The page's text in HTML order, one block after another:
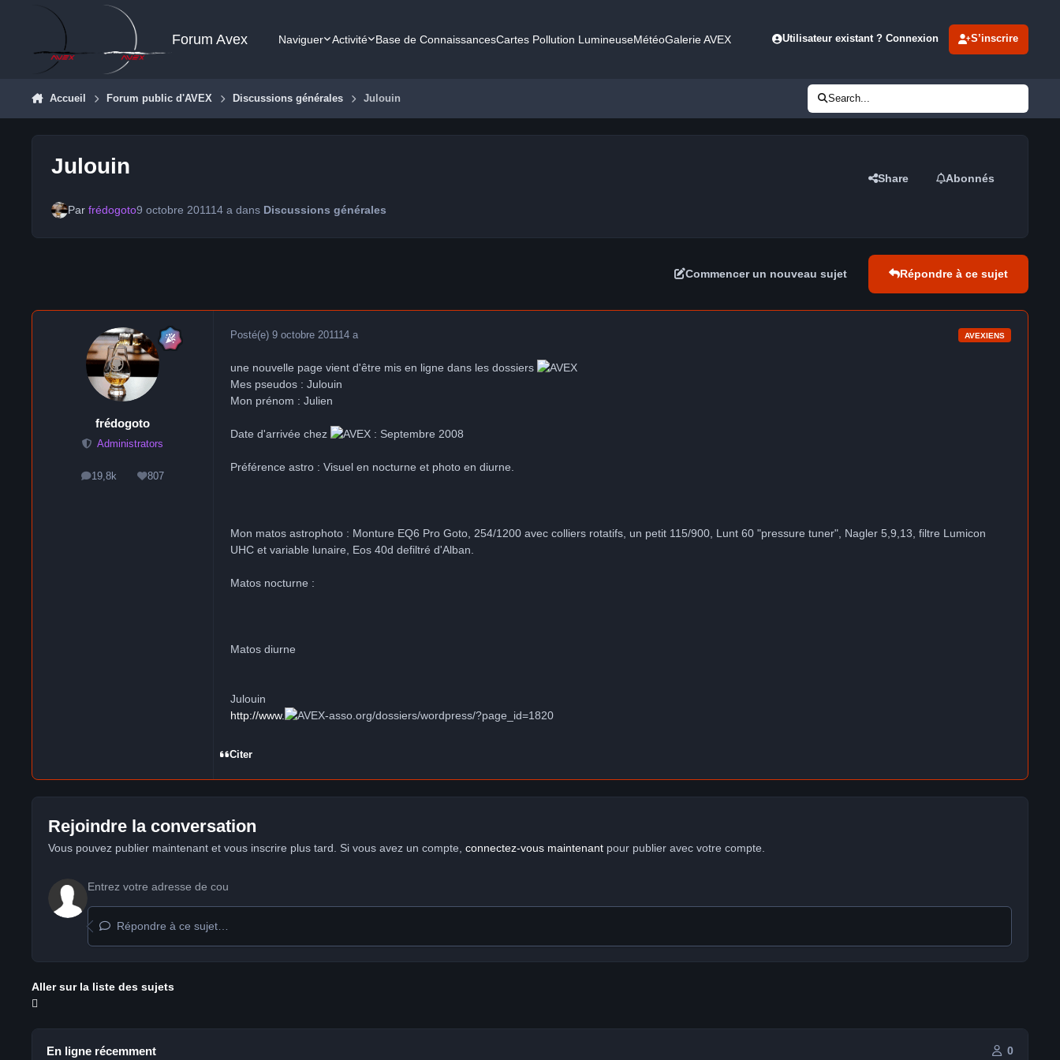
Aller au contenu
Forum Avex Naviguer Activité Base de ConnaissancesCartes Pollution LumineuseMétéoGalerie AVEX Utilisateur existant ? Connexion S’inscrire
Accueil Forum public d'AVEX Discussions générales Julouin Search...
Julouin Share Abonnés
Par frédogoto9 octobre 201114 adans Discussions générales
Commencer un nouveau sujet Répondre à ce sujet
frédogoto
Administrators
19,8k
messages807
Réputation
Posté(e) 9 octobre 201114 a AVEXIENS
une nouvelle page vient d'être mis en ligne dans les dossiers
Mes pseudos : Julouin
Mon prénom : Julien
Date d'arrivée chez : Septembre 2008
Préférence astro : Visuel en nocturne et photo en diurne.
Mon matos astrophoto : Monture EQ6 Pro Goto, 254/1200 avec colliers rotatifs, un petit 115/900, Lunt 60 "pressure tuner", Nagler 5,9,13, filtre Lumicon
UHC et variable lunaire, Eos 40d defiltré d'Alban.
Matos nocturne :
Matos diurne
Julouin
http://www.
-asso.org/dossiers/wordpress/?page_id=1820
Citer
Rejoindre la conversation
Vous pouvez publier maintenant et vous inscrire plus tard. Si vous avez un compte, connectez-vous maintenantpour publier avec votre compte.
Répondre à ce sujet…
Aller sur la liste des sujets
En ligne récemment 0